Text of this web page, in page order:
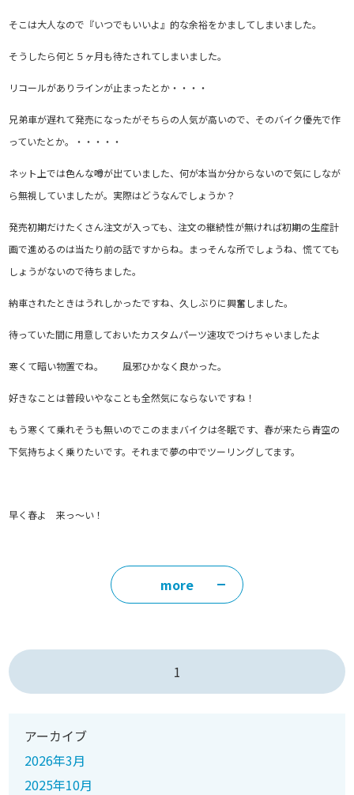
そこは大人なので『いつでもいいよ』的な余裕をかましてしまいました。
そうしたら何と５ヶ月も待たされてしまいました。
リコールがありラインが止まったとか・・・・
兄弟車が遅れて発売になったがそちらの人気が高いので、そのバイク優先で作
っていたとか。・・・・・
ネット上では色んな噂が出ていました、何が本当か分からないので気にしなが
ら無視していましたが。実際はどうなんでしょうか？
発売初期だけたくさん注文が入っても、注文の継続性が無ければ初期の生産計
画で進めるのは当たり前の話ですからね。まっそんな所でしょうね、慌てても
しょうがないので待ちました。
納車されたときはうれしかったですね、久しぶりに興奮しました。
待っていた間に用意しておいたカスタムパーツ速攻でつけちゃいましたよ
寒くて暗い物置でね。 風邪ひかなく良かった。
好きなことは普段いやなことも全然気にならないですね！
もう寒くて乗れそうも無いのでこのままバイクは冬眠です、春が来たら青空の
下気持ちよく乗りたいです。それまで夢の中でツーリングしてます。
早く春よ 来っ～い！
more
1
アーカイブ
2026年3月
2025年10月